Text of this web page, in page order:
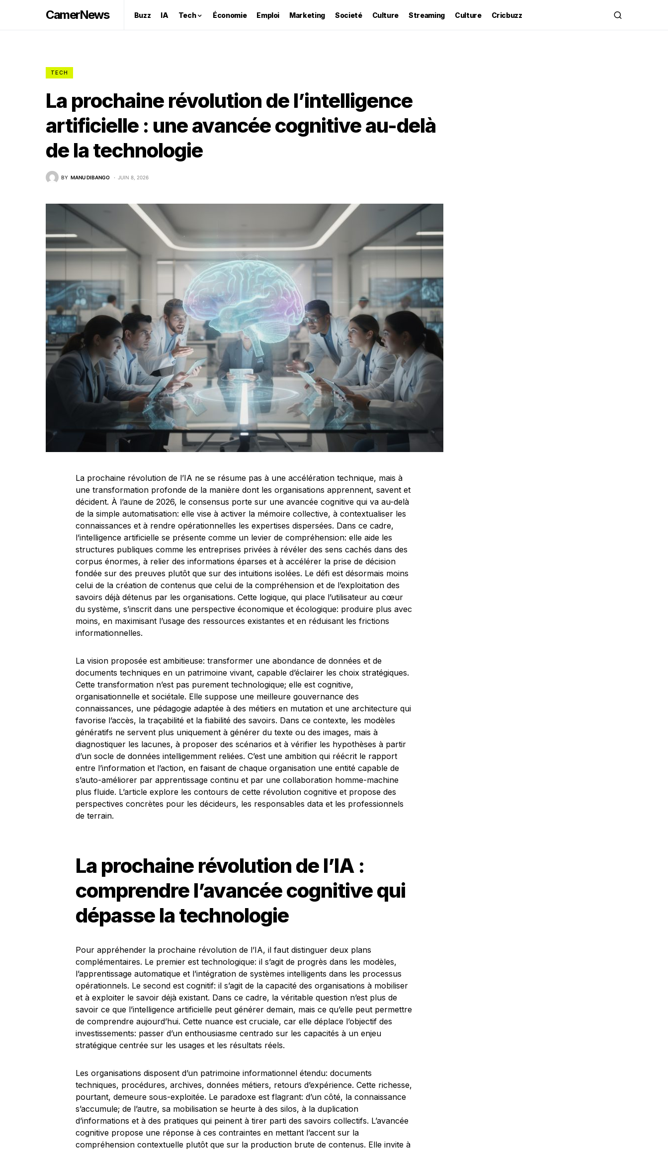
CamerNews Buzz IA Tech Économie Emploi Marketing Societé Culture Streaming Culture Cricbuzz
TECH
La prochaine révolution de l’intelligence
artificielle : une avancée cognitive au-delà
de la technologie
BY MANU DIBANGO JUIN 8, 2026
La prochaine révolution de l’IA ne se résume pas à une accélération technique, mais à
une transformation profonde de la manière dont les organisations apprennent, savent et
décident. À l’aune de 2026, le consensus porte sur une avancée cognitive qui va au-delà
de la simple automatisation: elle vise à activer la mémoire collective, à contextualiser les
connaissances et à rendre opérationnelles les expertises dispersées. Dans ce cadre,
l’intelligence artificielle se présente comme un levier de compréhension: elle aide les
structures publiques comme les entreprises privées à révéler des sens cachés dans des
corpus énormes, à relier des informations éparses et à accélérer la prise de décision
fondée sur des preuves plutôt que sur des intuitions isolées. Le défi est désormais moins
celui de la création de contenus que celui de la compréhension et de l’exploitation des
savoirs déjà détenus par les organisations. Cette logique, qui place l’utilisateur au cœur
du système, s’inscrit dans une perspective économique et écologique: produire plus avec
moins, en maximisant l’usage des ressources existantes et en réduisant les frictions
informationnelles.
La vision proposée est ambitieuse: transformer une abondance de données et de
documents techniques en un patrimoine vivant, capable d’éclairer les choix stratégiques.
Cette transformation n’est pas purement technologique; elle est cognitive,
organisationnelle et sociétale. Elle suppose une meilleure gouvernance des
connaissances, une pédagogie adaptée à des métiers en mutation et une architecture qui
favorise l’accès, la traçabilité et la fiabilité des savoirs. Dans ce contexte, les modèles
génératifs ne servent plus uniquement à générer du texte ou des images, mais à
diagnostiquer les lacunes, à proposer des scénarios et à vérifier les hypothèses à partir
d’un socle de données intelligemment reliées. C’est une ambition qui réécrit le rapport
entre l’information et l’action, en faisant de chaque organisation une entité capable de
s’auto-améliorer par apprentissage continu et par une collaboration homme-machine
plus fluide. L’article explore les contours de cette révolution cognitive et propose des
perspectives concrètes pour les décideurs, les responsables data et les professionnels
de terrain.
La prochaine révolution de l’IA :
comprendre l’avancée cognitive qui
dépasse la technologie
Pour appréhender la prochaine révolution de l’IA, il faut distinguer deux plans
complémentaires. Le premier est technologique: il s’agit de progrès dans les modèles,
l’apprentissage automatique et l’intégration de systèmes intelligents dans les processus
opérationnels. Le second est cognitif: il s’agit de la capacité des organisations à mobiliser
et à exploiter le savoir déjà existant. Dans ce cadre, la véritable question n’est plus de
savoir ce que l’intelligence artificielle peut générer demain, mais ce qu’elle peut permettre
de comprendre aujourd’hui. Cette nuance est cruciale, car elle déplace l’objectif des
investissements: passer d’un enthousiasme centrado sur les capacités à un enjeu
stratégique centrée sur les usages et les résultats réels.
Les organisations disposent d’un patrimoine informationnel étendu: documents
techniques, procédures, archives, données métiers, retours d’expérience. Cette richesse,
pourtant, demeure sous-exploitée. Le paradoxe est flagrant: d’un côté, la connaissance
s’accumule; de l’autre, sa mobilisation se heurte à des silos, à la duplication
d’informations et à des pratiques qui peinent à tirer parti des savoirs collectifs. L’avancée
cognitive propose une réponse à ces contraintes en mettant l’accent sur la
compréhension contextuelle plutôt que sur la production brute de contenus. Elle invite à